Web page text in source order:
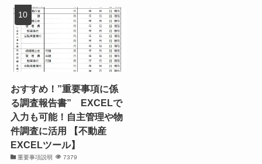
おすすめ！”重要事項に係
る調査報告書” EXCELで
入力も可能！自主管理や物
件調査に活用 【不動産
EXCELツール】
重要事項説明 7379